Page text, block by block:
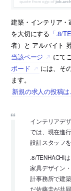
建築・インテリア
を大切にする 「.8/
者）と アルバイト
当該ページ
にて
ボード
には、そ
ます。
新規の求人の投稿
インテリアデ
では、現在進
設計スタッフ
.8/TENHACHI
家具デザイン
計事務所で建
だ佐藤圭が共